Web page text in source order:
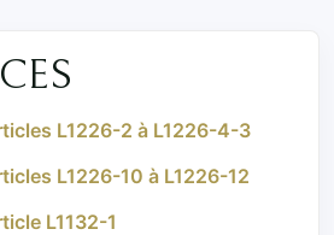
L1226-2 à L1226-4-3
L1226-10 à L1226-12
L1132-1